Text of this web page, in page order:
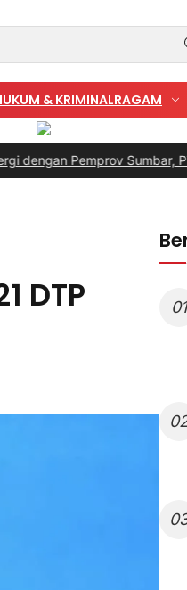
& KRIMINALRAGAM
Pemprov Sumbar, PTPN IV
DTP
01